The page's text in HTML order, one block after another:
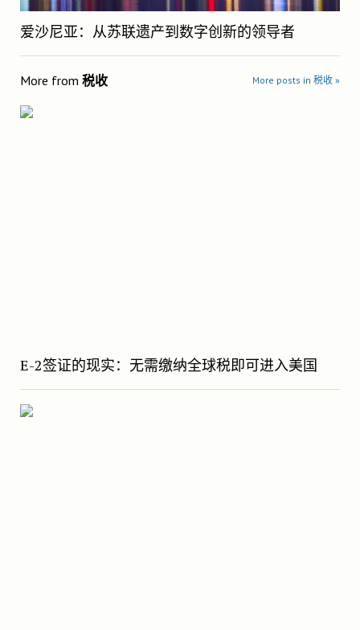
爱沙尼亚：从苏联遗产到数字创新的领导者
More from 税收 More posts in 税收 »
E-2签证的现实：无需缴纳全球税即可进入美国